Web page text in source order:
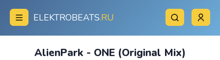
ELEKTROBEATS.RU
AlienPark - ONE (Original Mix)